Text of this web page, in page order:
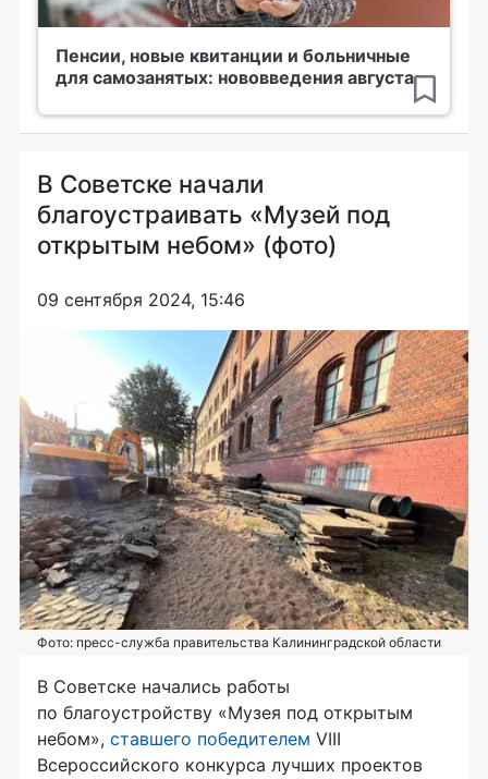
Пенсии, новые квитанции и больничные
для самозанятых: нововведения августа
В Советске начали
благоустраивать «Музей под
открытым небом» (фото)
09 сентября 2024, 15:46
Фото: пресс-служба правительства Калининградской области
В Советске начались работы
по благоустройству «Музея под открытым
небом», ставшего победителем VIII
Всероссийского конкурса лучших проектов